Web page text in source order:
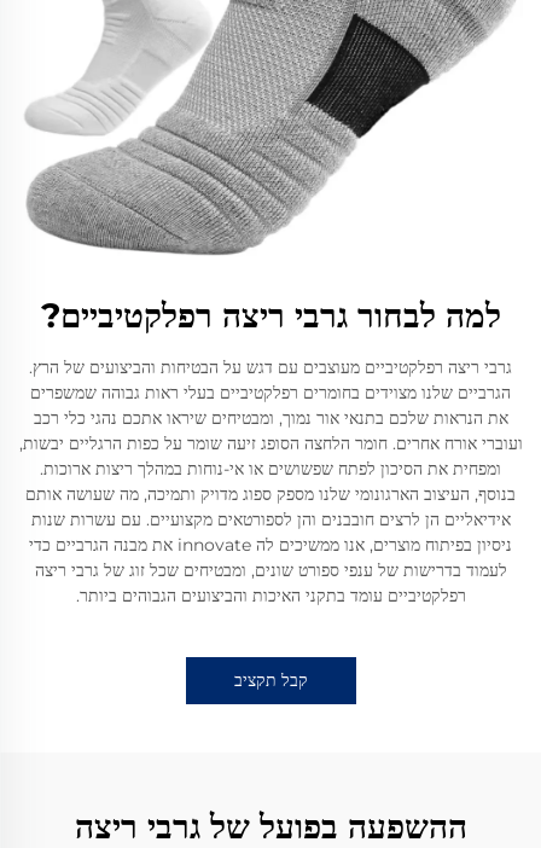
למה לבחור גרבי ריצה רפלקטיביים?
גרבי ריצה רפלקטיביים מעוצבים עם דגש על הבטיחות והביצועים של הרץ.
הגרביים שלנו מצוידים בחומרים רפלקטיביים בעלי ראות גבוהה שמשפרים
את הנראות שלכם בתנאי אור נמוך, ומבטיחים שיראו אתכם נהגי כלי רכב
ועוברי אורח אחרים. חומר הלחצה הסופג זיעה שומר על כפות הרגליים יבשות,
ומפחית את הסיכון לפתח שפשושים או אי-נוחות במהלך ריצות ארוכות.
בנוסף, העיצוב הארגונומי שלנו מספק ספוג מדויק ותמיכה, מה שעושה אותם
אידיאליים הן לרצים חובבנים והן לספורטאים מקצועיים. עם עשרות שנות
ניסיון בפיתוח מוצרים, אנו ממשיכים לה innovate את מבנה הגרביים כדי
לעמוד בדרישות של ענפי ספורט שונים, ומבטיחים שכל זוג של גרבי ריצה
רפלקטיביים עומד בתקני האיכות והביצועים הגבוהים ביותר.
קבל תקציב
ההשפעה בפועל של גרבי ריצה